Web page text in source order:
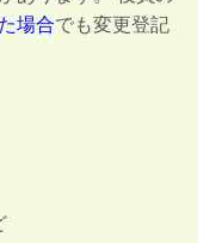
場合でも変更登記